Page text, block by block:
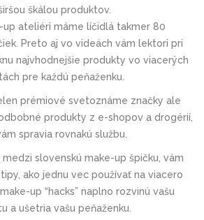
škálou produktov.
up ateliéri máme líčidlá takmer 80
Preto aj vo videách vám lektori pri
najvhodnejšie produkty vo viacerých
pre každú peňaženku.
prémiové svetoznáme značky ale
produkty z e-shopov a drogérií,
spravia rovnakú službu.
slovenskú make-up špičku, vám
ako jednu vec používať na viacero
up “hacks” naplno rozvinú vašu
a ušetria vašu peňaženku.